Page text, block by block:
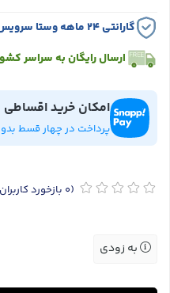
گارانتی ۲۴ ماهه وستا سرویس
ارسال رایگان به سراسر
امکان خرید
پرداخت در چهار قسط
(0 بازخورد کاربران
به زودی